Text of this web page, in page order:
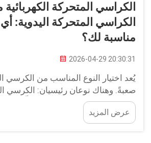
الكراسي المتحركة الكهربائية
الكراسي المتحركة اليدوية:
مناسبة لك؟
2026-04-29 20:30:31
يُعد اختيار النوع المناسب من الكرسي
صعبةً. وهناك نوعان رئيسيان: الكرسي
والكرسي المتحرك اليدوي. ولكلٍّ منهما
خاصة به. وفي شركة يوهوان، نسعى
أفضل خيارٍ يناسب احتياجاتك.
عرض المزيد